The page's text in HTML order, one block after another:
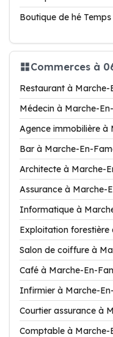
Boutique de hé
Commerces à
Restaurant à Marche-
Médecin à Marche-
Agence immobilière à
Bar à Marche-En-
Architecte à Marche-
Assurance à Marche-
Informatique à
Exploitation
Salon de coiffure à
Café à Marche-En-
Infirmier à Marche-
Courtier assurance à
Comptable à Marche-